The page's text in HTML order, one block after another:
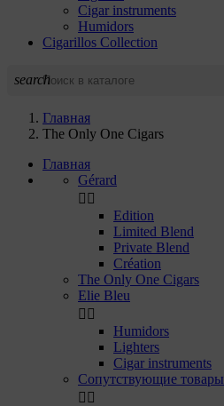
Cigar instruments
Humidors
Cigarillos Collection
search
Главная
The Only One Cigars
Главная
Gérard
 
Edition
Limited Blend
Private Blend
Création
The Only One Cigars
Elie Bleu
 
Humidors
Lighters
Cigar instruments
Сопутствующие товары
 